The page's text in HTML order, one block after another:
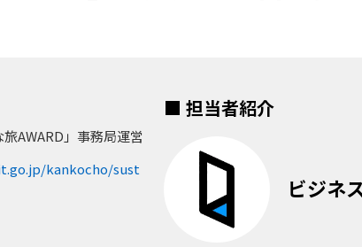
旅AWARD」事務局運営
kankocho/sust
■ 担当者紹介
ビジネ